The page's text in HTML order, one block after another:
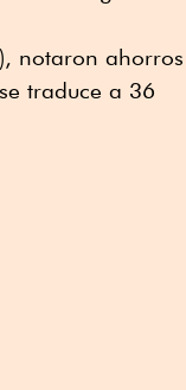
notaron ahorros
traduce a 36